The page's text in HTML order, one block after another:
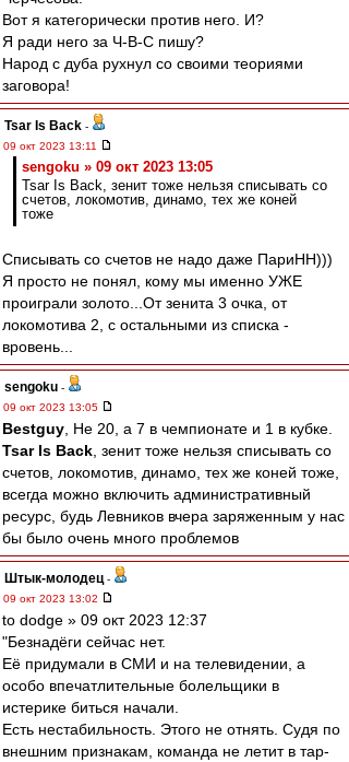
Вот я категорически против него. И?
Я ради него за Ч-В-С пишу?
Народ с дуба рухнул со своими теориями
заговора!
Tsar Is Back -
09 окт 2023 13:11
sengoku » 09 окт 2023 13:05
Tsar Is Back, зенит тоже нельзя списывать со
счетов, локомотив, динамо, тех же коней
тоже
Списывать со счетов не надо даже ПариНН)))
Я просто не понял, кому мы именно УЖЕ
проиграли золото...От зенита 3 очка, от
локомотива 2, с остальными из списка -
вровень...
sengoku -
09 окт 2023 13:05
Bestguy , Не 20, а 7 в чемпионате и 1 в кубке.
Tsar Is Back , зенит тоже нельзя списывать со
счетов, локомотив, динамо, тех же коней тоже,
всегда можно включить административный
ресурс, будь Левников вчера заряженным у нас
бы было очень много проблемов
Штык-молодец -
09 окт 2023 13:02
to dodge » 09 окт 2023 12:37
"Безнадёги сейчас нет.
Её придумали в СМИ и на телевидении, а
особо впечатлительные болельщики в
истерике биться начали.
Есть нестабильность. Этого не отнять. Судя по
внешним признакам, команда не летит в тар-